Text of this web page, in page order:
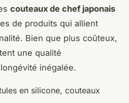
couteaux de chef japonais
de produits qui allient
Bien que plus coûteux,
une qualité
inégalée.
en silicone, couteaux